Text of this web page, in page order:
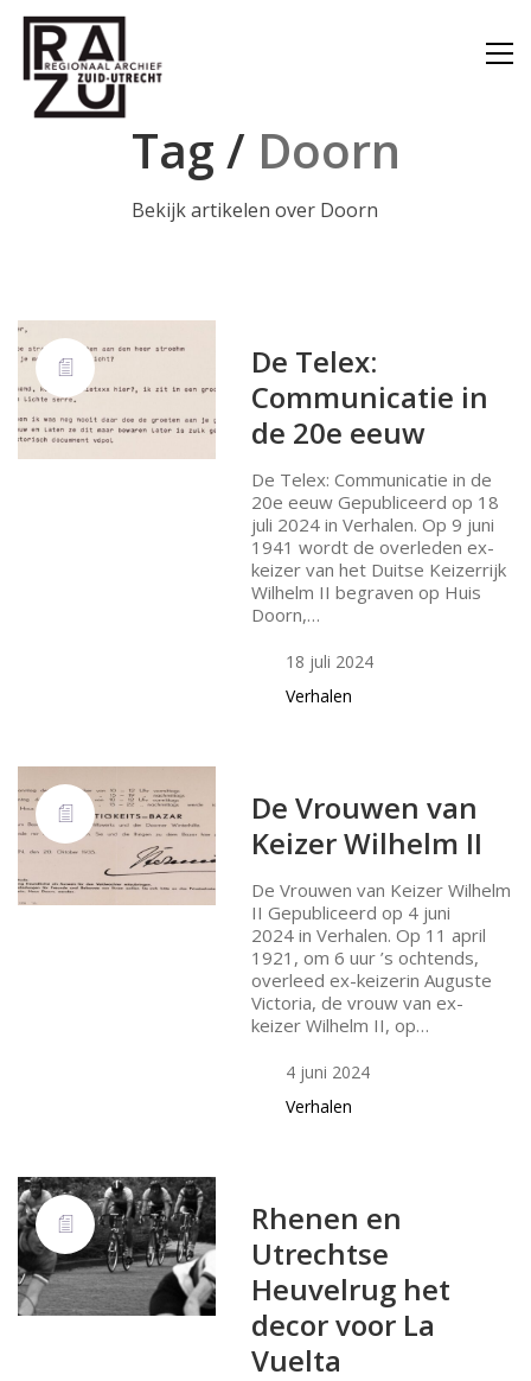
Tag / Doorn
Bekijk artikelen over Doorn
De Telex:
Communicatie in
de 20e eeuw
De Telex: Communicatie in de
20e eeuw Gepubliceerd op 18
juli 2024 in Verhalen. Op 9 juni
1941 wordt de overleden ex-
keizer van het Duitse Keizerrijk
Wilhelm II begraven op Huis
Doorn,…
18 juli 2024
Verhalen
De Vrouwen van
Keizer Wilhelm II
De Vrouwen van Keizer Wilhelm
II Gepubliceerd op 4 juni
2024 in Verhalen. Op 11 april
1921, om 6 uur ’s ochtends,
overleed ex-keizerin Auguste
Victoria, de vrouw van ex-
keizer Wilhelm II, op…
4 juni 2024
Verhalen
Rhenen en
Utrechtse
Heuvelrug het
decor voor La
Vuelta